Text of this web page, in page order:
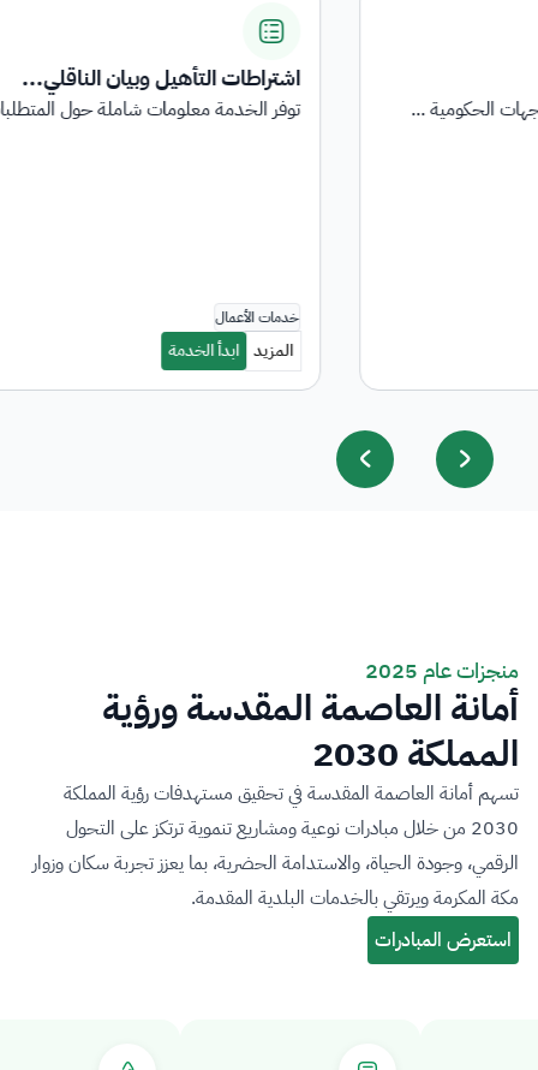
اشتراطات التأهيل وبيان الناقلي...
توفر الخدمة معلومات شاملة حول المتطلبات والاشتراطا...
منجزات عام 2025
أمانة العاصمة المقدسة ورؤية
المملكة 2030
تسهم أمانة العاصمة المقدسة في تحقيق مستهدفات رؤية المملكة
2030 من خلال مبادرات نوعية ومشاريع تنموية ترتكز على التحول
الرقمي، وجودة الحياة، والاستدامة الحضرية، بما يعزز تجربة سكان وزوار
مكة المكرمة ويرتقي بالخدمات البلدية المقدمة.